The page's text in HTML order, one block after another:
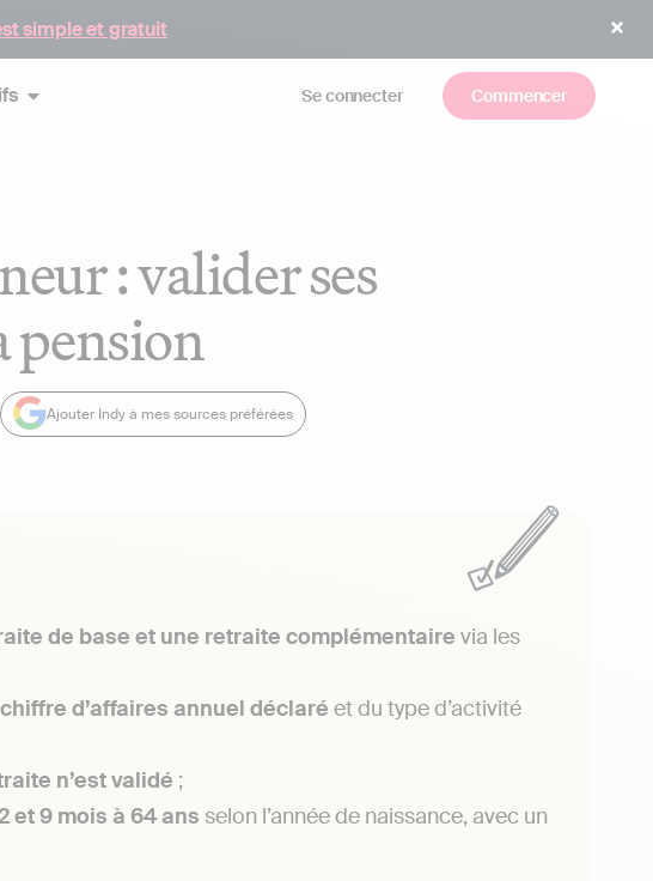
simple et gratuit
Se connecter Commencer
: valider ses
pension
Ajouter Indy à mes sources préférées
de base et une retraite complémentaire via les
d’affaires annuel déclaré et du type d’activité
n’est validé ;
et 9 mois à 64 ans selon l’année de naissance, avec un